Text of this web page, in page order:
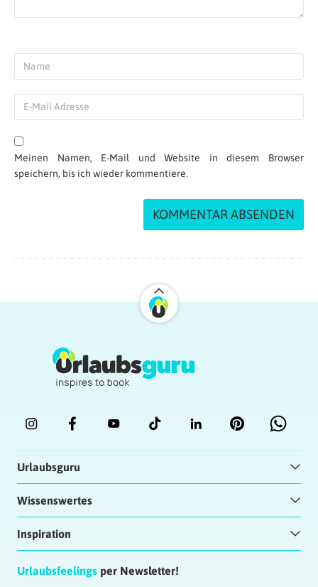
Meinen Namen, E-Mail und Website in diesem Browser
speichern, bis ich wieder kommentiere.
Urlaubsguru
Wissenswertes
Inspiration
Urlaubsfeelings per Newsletter!